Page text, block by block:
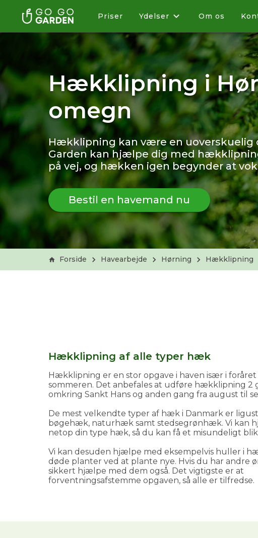
Priser Ydelser Om os
Hækklipning i
omegn
Hækklipning kan være en uoverskuelig
Garden kan hjælpe dig med
på vej, og hækken igen begynder at
Bestil en havemand nu
Forside Havearbejde Hørning Hækklipning
Hækklipning af alle typer hæk
Hækklipning er en stor opgave i haven især i foråret
sommeren. Det anbefales at udføre hækklipning 2
omkring Sankt Hans og anden gang fra august til
De mest velkendte typer af hæk i Danmark er
bøgehæk, naturhæk samt stedsegrønhæk. Vi kan
netop din type hæk, så du kan få et misundeligt
Vi kan desuden hjælpe med eksempelvis huller i
døde planter ved at plante nye. Hvis du har andre
sikkert hjælpe med dem også. Det vigtigste er at
forventningsafstemme opgaven, så alle er tilfredse.